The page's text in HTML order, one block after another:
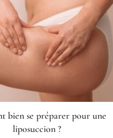
bien se préparer pour une
liposuccion ?